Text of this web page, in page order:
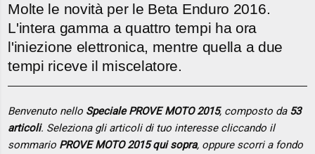
Molte le novità per le Beta Enduro 2016.
L'intera gamma a quattro tempi ha ora
l'iniezione elettronica, mentre quella a due
tempi riceve il miscelatore.
Benvenuto nello Speciale PROVE MOTO 2015, composto da 53
articoli. Seleziona gli articoli di tuo interesse cliccando il
sommario PROVE MOTO 2015 qui sopra, oppure scorri a fondo